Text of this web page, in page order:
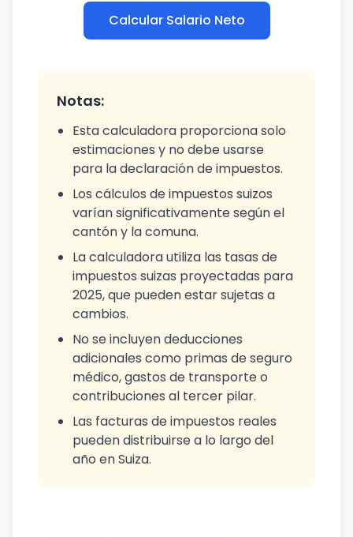
Calcular Salario Neto
Notas:
Esta calculadora proporciona solo
estimaciones y no debe usarse
para la declaración de impuestos.
Los cálculos de impuestos suizos
varían significativamente según el
cantón y la comuna.
La calculadora utiliza las tasas de
impuestos suizas proyectadas para
2025, que pueden estar sujetas a
cambios.
No se incluyen deducciones
adicionales como primas de seguro
médico, gastos de transporte o
contribuciones al tercer pilar.
Las facturas de impuestos reales
pueden distribuirse a lo largo del
año en Suiza.